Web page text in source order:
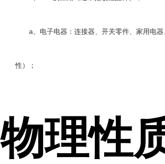
a、电子电器：连接器、开关零件、家用电
性）；
物理性